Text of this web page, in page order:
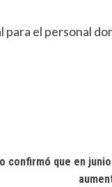
el personal
confirmó que en